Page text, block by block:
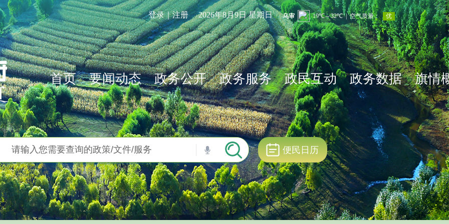
登录｜注册 2026年8月9日 星期日
首页 要闻动态 政务公开 政务服务 政民互动 政务数据 旗情
便民日历